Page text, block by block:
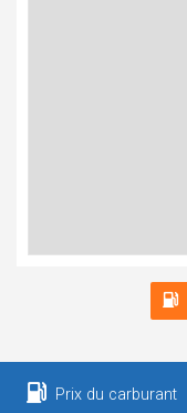
Prix du carburant